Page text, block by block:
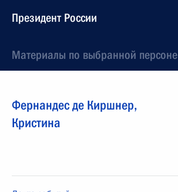
Президент России
Материалы по выбранной персоне
Фернандес де Киршнер,
Кристина